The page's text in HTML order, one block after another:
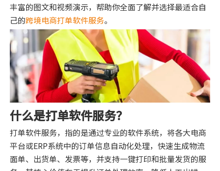
丰富的图文和视频演示，帮助你全面了解并选择最适合自
己的跨境电商打单软件服务。
什么是打单软件服务？
打单软件服务，指的是通过专业的软件系统，将各大电商
平台或ERP系统中的订单信息自动化处理，快速生成物流
面单、出货单、发票等，并支持一键打印和批量发货的服